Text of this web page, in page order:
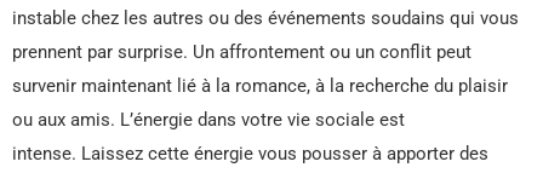
instable chez les autres ou des événements soudains qui vous
prennent par surprise. Un affrontement ou un conflit peut
survenir maintenant lié à la romance, à la recherche du plaisir
ou aux amis. L’énergie dans votre vie sociale est
intense. Laissez cette énergie vous pousser à apporter des